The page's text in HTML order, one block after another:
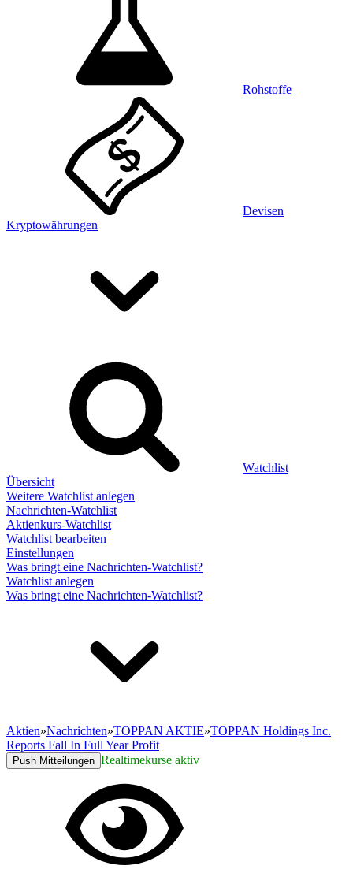
Rohstoffe
Devisen
Kryptowährungen
Watchlist
Übersicht
Weitere Watchlist anlegen
Nachrichten-Watchlist
Aktienkurs-Watchlist
Watchlist bearbeiten
Einstellungen
Was bringt eine Nachrichten-Watchlist?
Watchlist anlegen
Was bringt eine Nachrichten-Watchlist?
Aktien»Nachrichten»TOPPAN AKTIE»TOPPAN Holdings Inc.
Reports Fall In Full Year Profit
Push Mitteilungen Realtimekurse aktiv